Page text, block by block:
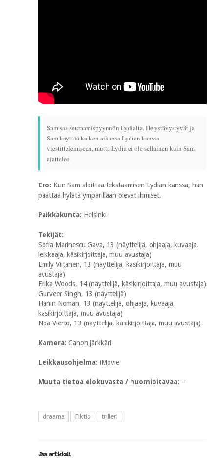
Sam saa seuraamispyynnön Lydialta. He ystävystyvät ja
Sam käyttää kaiken aikansa Lydian kanssa
viestittelemiseen, mutta Lydia ei ole sellainen kuin Sam
ajattelee.
Ero: Kun Sam aloittaa tekstaamisen Lydian kanssa, hän
päättää hylätä ympärillään olevat ihmiset.
Paikkakunta: Helsinki
Tekijät:
Sofia Marinescu Gava, 13 (näyttelijä, ohjaaja, kuvaaja,
leikkaaja, käsikirjoittaja, muu avustaja)
Emily Viitanen, 13 (näyttelijä, käsikirjoittaja, muu
avustaja)
Erika Woods, 14 (näyttelijä, käsikirjoittaja, muu avustaja)
Gurveer Singh, 13 (näyttelijä)
Hanin Noman, 13 (näyttelijä, ohjaaja, kuvaaja,
käsikirjoittaja, muu avustaja)
Noa Vierto, 13 (näyttelijä, käsikirjoittaja, muu avustaja)
Kamera: Canon järkkäri
Leikkausohjelma: iMovie
Muuta tietoa elokuvasta / huomioitavaa: –
draama Fiktio trilleri
Jaa artikkeli